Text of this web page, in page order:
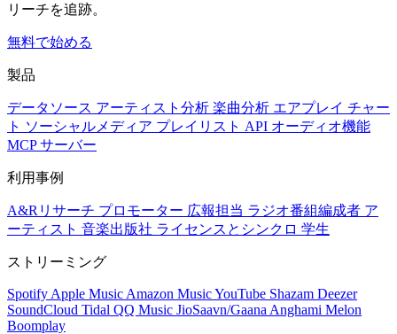
リーチを追跡。
無料で始める
製品
データソース アーティスト分析 楽曲分析 エアプレイ チャー
ト ソーシャルメディア プレイリスト API オーディオ機能
MCP サーバー
利用事例
A&Rリサーチ プロモーター 広報担当 ラジオ番組編成者 ア
ーティスト 音楽出版社 ライセンスとシンクロ 学生
ストリーミング
Spotify Apple Music Amazon MusicYouTube Shazam Deezer
SoundCloud Tidal QQ Music JioSaavn/Gaana Anghami Melon
Boomplay